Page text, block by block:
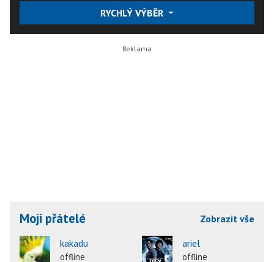
RYCHLÝ VÝBĚR
Moji přátelé
Zobrazit vše
kakadu
offline
ariel
offline